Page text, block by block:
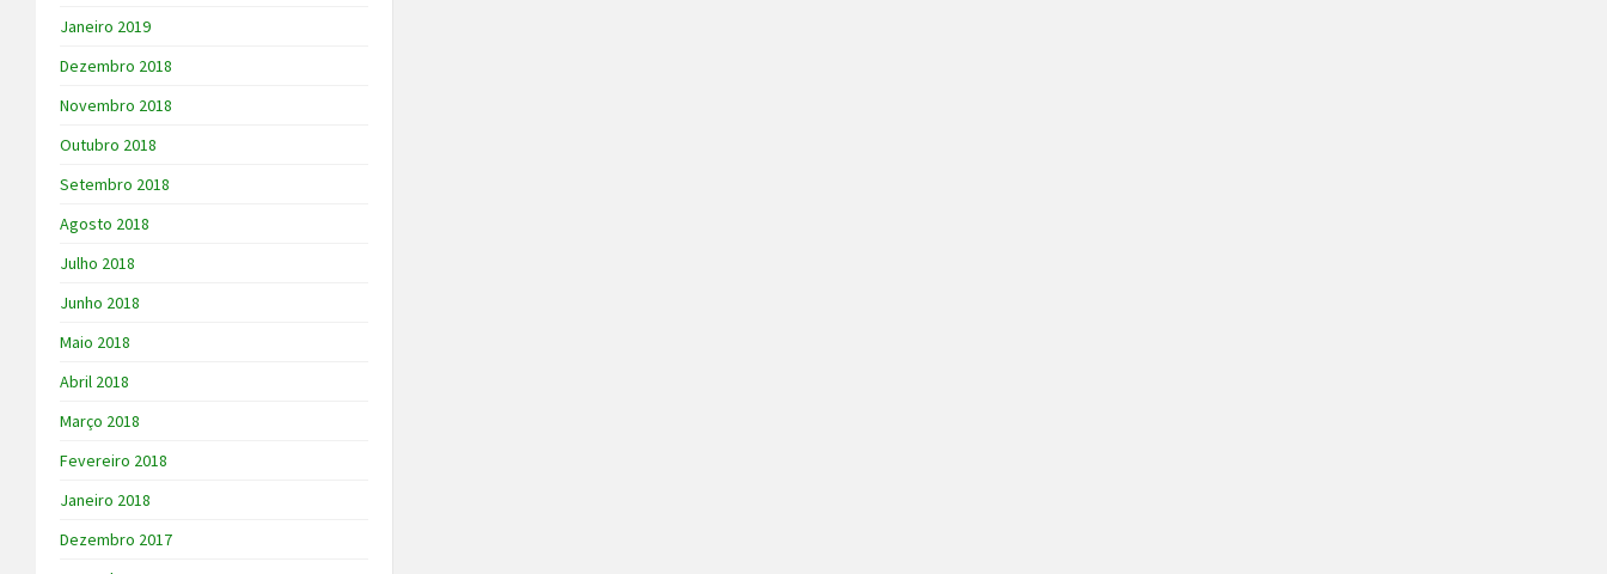
Janeiro 2019
Dezembro 2018
Novembro 2018
Outubro 2018
Setembro 2018
Agosto 2018
Julho 2018
Junho 2018
Maio 2018
Abril 2018
Março 2018
Fevereiro 2018
Janeiro 2018
Dezembro 2017